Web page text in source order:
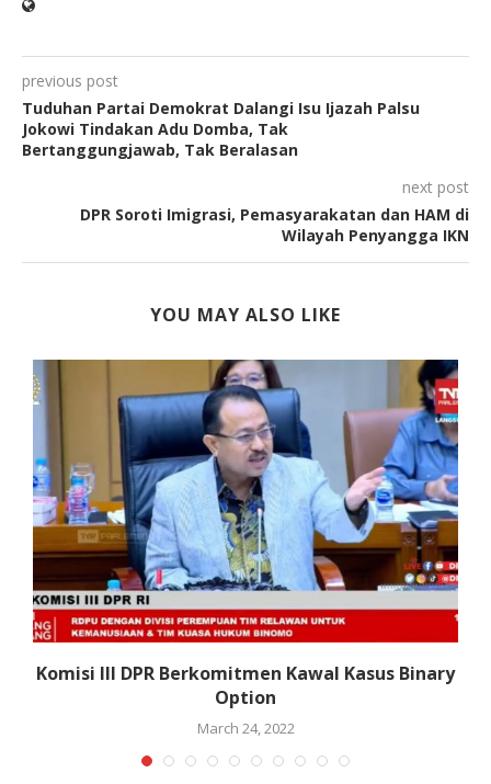
previous post
Tuduhan Partai Demokrat Dalangi Isu Ijazah Palsu
Jokowi Tindakan Adu Domba, Tak
Bertanggungjawab, Tak Beralasan
next post
DPR Soroti Imigrasi, Pemasyarakatan dan HAM di
Wilayah Penyangga IKN
YOU MAY ALSO LIKE
Komisi III DPR Berkomitmen Kawal Kasus Binary
Option
March 24, 2022